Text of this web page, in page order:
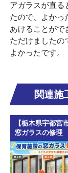
アガラスが直る
たので、よかっ
あけることがで
ただけましたの
よかったです。
関連施
【栃木県宇都宮
窓ガラスの修理